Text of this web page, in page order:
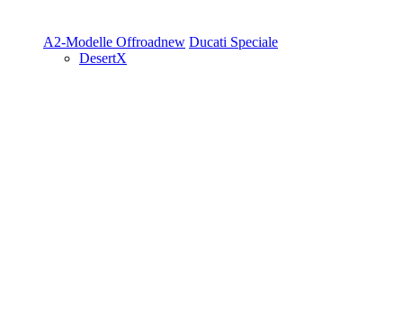
A2-Modelle Offroadnew Ducati Speciale
DesertX